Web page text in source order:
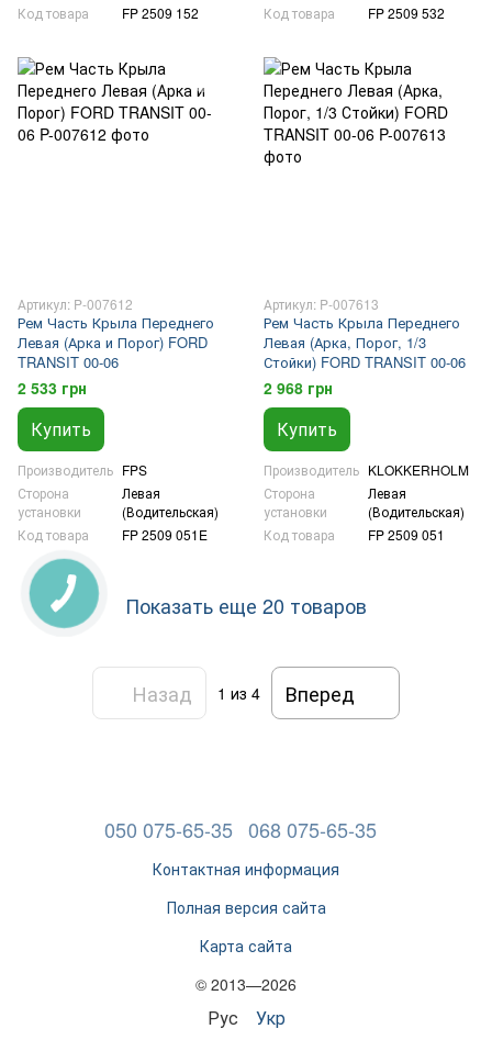
Код товара
FP 2509 152
Код товара
FP 2509 532
Артикул: P-007612
Рем Часть Крыла Переднего
Левая (Арка и Порог) FORD
TRANSIT 00-06
2 533 грн
Купить
Производитель FPS
Сторона
установки
Левая
(Водительская)
Код товара
FP 2509 051E
Артикул: P-007613
Рем Часть Крыла Переднего
Левая (Арка, Порог, 1/3
Стойки) FORD TRANSIT 00-06
2 968 грн
Купить
Производитель KLOKKERHOLM
Сторона
установки
Левая
(Водительская)
Код товара
FP 2509 051
Показать еще 20 товаров
Назад 1 из 4 Вперед
050 075-65-35 068 075-65-35
Контактная информация
Полная версия сайта
Карта сайта
© 2013—2026
Рус Укр